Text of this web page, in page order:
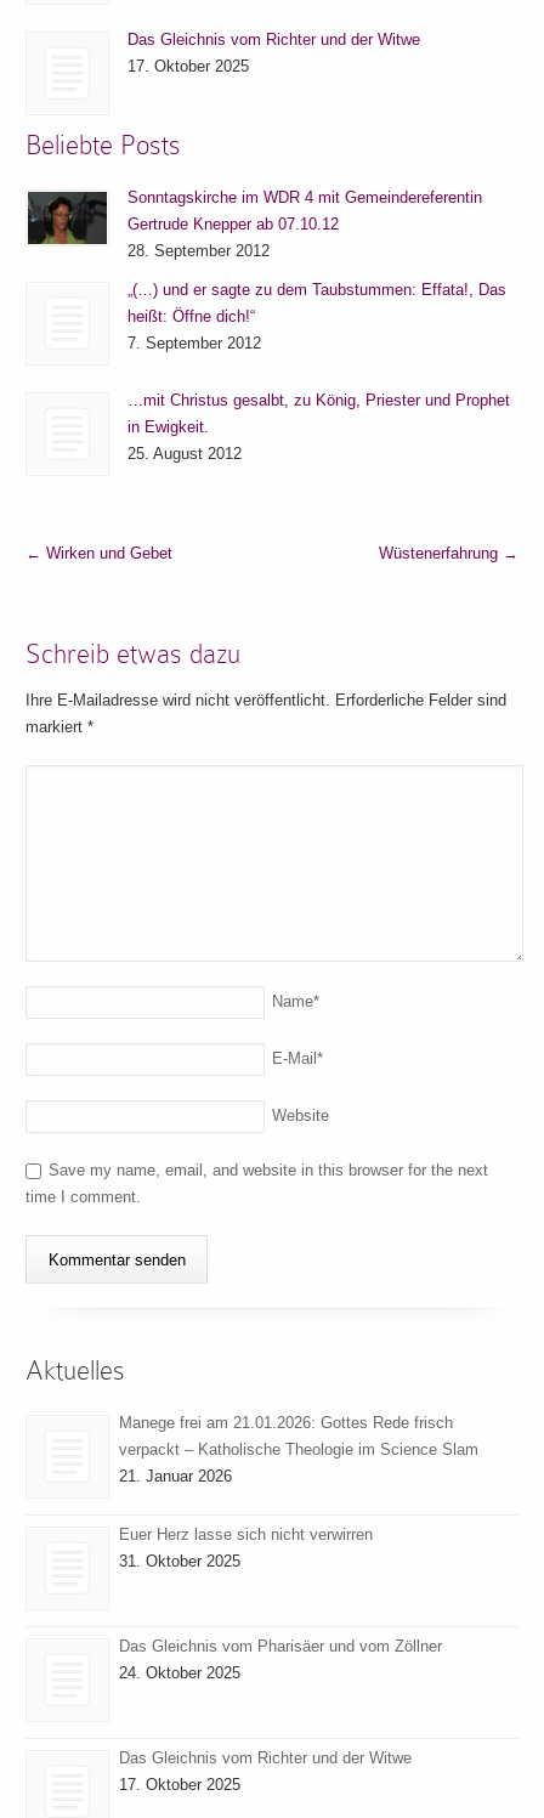
Das Gleichnis vom Richter und der Witwe
17. Oktober 2025
Beliebte Posts
Sonntagskirche im WDR 4 mit Gemeindereferentin
Gertrude Knepper ab 07.10.12
28. September 2012
„(…) und er sagte zu dem Taubstummen: Effata!, Das
heißt: Öffne dich!“
7. September 2012
…mit Christus gesalbt, zu König, Priester und Prophet
in Ewigkeit.
25. August 2012
← Wirken und Gebet Wüstenerfahrung →
Schreib etwas dazu
Ihre E-Mailadresse wird nicht veröffentlicht. Erforderliche Felder sind
markiert*
Name*
E-Mail*
Website
Save my name, email, and website in this browser for the next
time I comment.
Aktuelles
Manege frei am 21.01.2026: Gottes Rede frisch
verpackt – Katholische Theologie im Science Slam
21. Januar 2026
Euer Herz lasse sich nicht verwirren
31. Oktober 2025
Das Gleichnis vom Pharisäer und vom Zöllner
24. Oktober 2025
Das Gleichnis vom Richter und der Witwe
17. Oktober 2025